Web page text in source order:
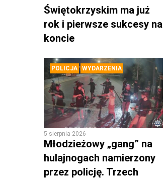
Świętokrzyskim ma już
rok i pierwsze sukcesy na
koncie
POLICJA WYDARZENIA
5 sierpnia 2026
Młodzieżowy „gang” na
hulajnogach namierzony
przez policję. Trzech